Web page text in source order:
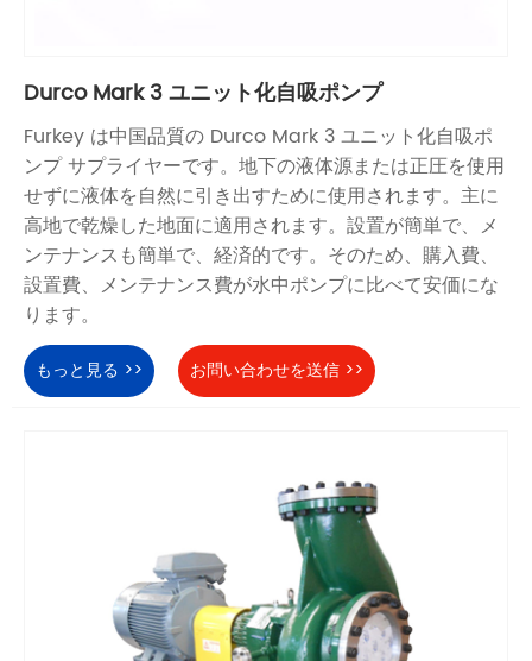
Durco Mark 3 ユニット化自吸ポンプ
Furkey は中国品質の Durco Mark 3 ユニット化自吸ポ
ンプ サプライヤーです。地下の液体源または正圧を使用
せずに液体を自然に引き出すために使用されます。主に
高地で乾燥した地面に適用されます。設置が簡単で、メ
ンテナンスも簡単で、経済的です。そのため、購入費、
設置費、メンテナンス費が水中ポンプに比べて安価にな
ります。
もっと見る >> お問い合わせを送信 >>